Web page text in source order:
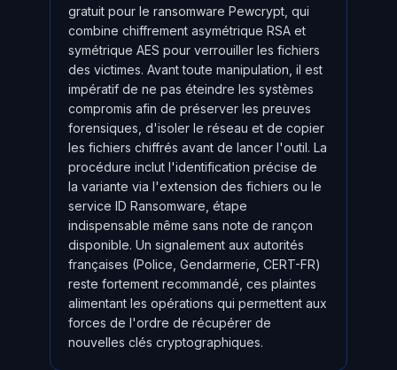
gratuit pour le ransomware Pewcrypt, qui
combine chiffrement asymétrique RSA et
symétrique AES pour verrouiller les fichiers
des victimes. Avant toute manipulation, il est
impératif de ne pas éteindre les systèmes
compromis afin de préserver les preuves
forensiques, d'isoler le réseau et de copier
les fichiers chiffrés avant de lancer l'outil. La
procédure inclut l'identification précise de
la variante via l'extension des fichiers ou le
service ID Ransomware, étape
indispensable même sans note de rançon
disponible. Un signalement aux autorités
françaises (Police, Gendarmerie, CERT-FR)
reste fortement recommandé, ces plaintes
alimentant les opérations qui permettent aux
forces de l'ordre de récupérer de
nouvelles clés cryptographiques.